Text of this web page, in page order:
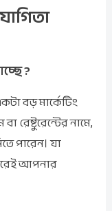
?
বড় মার্কেটিং
নামে,
পারেন। যা
আপনার